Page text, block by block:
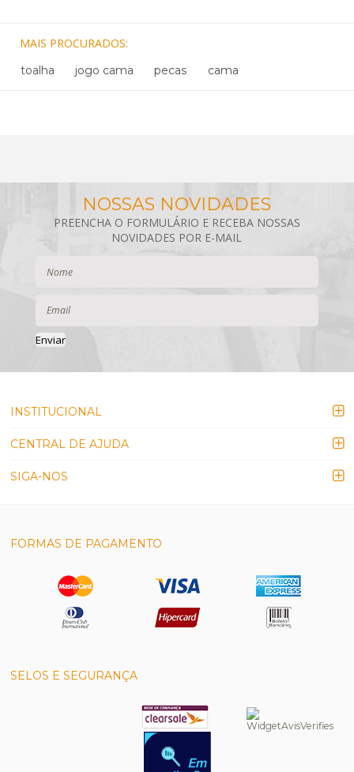
MAIS PROCURADOS
toalha jogo cama pecas cama
Enviar
INSTITUCIONAL
CENTRAL DE AJUDA
SIGA-NOS
FORMAS DE PAGAMENTO
SELOS E SEGURANÇA